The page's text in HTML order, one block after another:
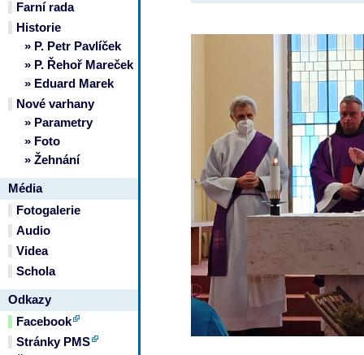
Farní rada
Historie
» P. Petr Pavlíček
» P. Řehoř Mareček
» Eduard Marek
Nové varhany
» Parametry
» Foto
» Žehnání
Média
Fotogalerie
Audio
Videa
Schola
Odkazy
Facebook
Stránky PMS